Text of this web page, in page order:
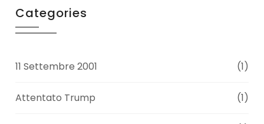
Categories
11 Settembre 2001 (1)
Attentato Trump (1)